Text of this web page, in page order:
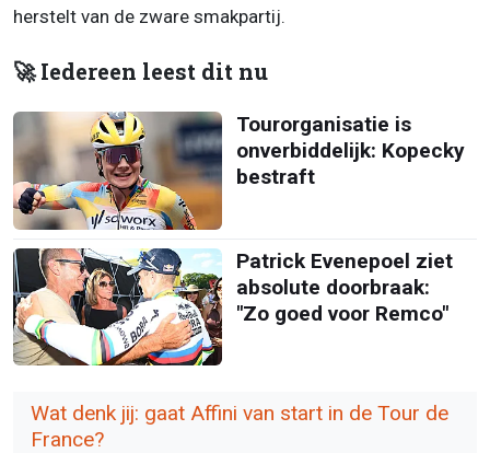
herstelt van de zware smakpartij.
🚀 Iedereen leest dit nu
Tourorganisatie is
onverbiddelijk: Kopecky
bestraft
Patrick Evenepoel ziet
absolute doorbraak:
"Zo goed voor Remco"
Wat denk jij: gaat Affini van start in de Tour de
France?